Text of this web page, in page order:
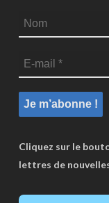
Cliquez sur le
lettres de